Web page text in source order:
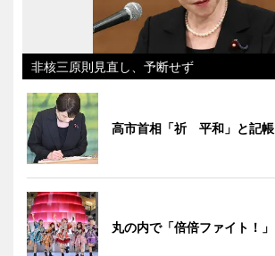
非核三原則見直し、予断せず
高市首相「祈 平和」と記帳
丸の内で「倍倍ファイト！」